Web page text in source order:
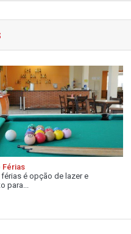
Férias
é opção de lazer e
para...